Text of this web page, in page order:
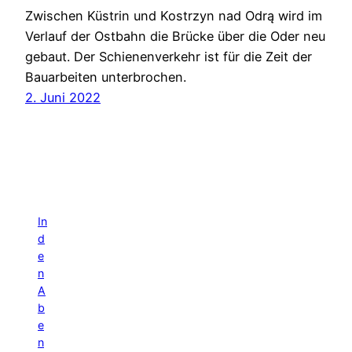
Zwischen Küstrin und Kostrzyn nad Odrą wird im
Verlauf der Ostbahn die Brücke über die Oder neu
gebaut. Der Schienenverkehr ist für die Zeit der
Bauarbeiten unterbrochen.
2. Juni 2022
In
d
e
n
A
b
e
n